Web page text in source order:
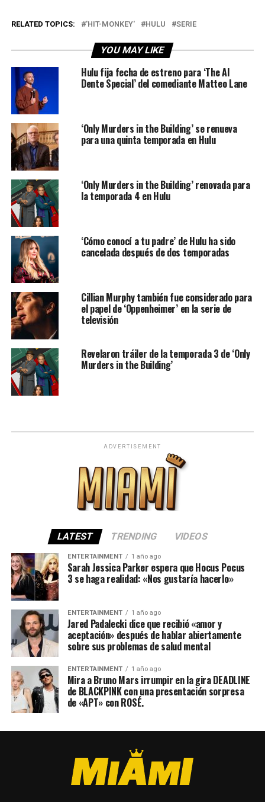
RELATED TOPICS: 'HIT-MONKEY' HULU SERIE
YOU MAY LIKE
Hulu fija fecha de estreno para ‘The Al
Dente Special’ del comediante Matteo Lane
‘Only Murders in the Building’ se renueva
para una quinta temporada en Hulu
‘Only Murders in the Building’ renovada para
la temporada 4 en Hulu
‘Cómo conocí a tu padre’ de Hulu ha sido
cancelada después de dos temporadas
Cillian Murphy también fue considerado para
el papel de ‘Oppenheimer’ en la serie de
televisión
Revelaron tráiler de la temporada 3 de ‘Only
Murders in the Building’
ADVERTISEMENT
LATEST TRENDING VIDEOS
ENTERTAINMENT 1 año ago
Sarah Jessica Parker espera que Hocus Pocus
3 se haga realidad: «Nos gustaría hacerlo»
ENTERTAINMENT 1 año ago
Jared Padalecki dice que recibió «amor y
aceptación» después de hablar abiertamente
sobre sus problemas de salud mental
ENTERTAINMENT 1 año ago
Mira a Bruno Mars irrumpir en la gira DEADLINE
de BLACKPINK con una presentación sorpresa
de «APT» con ROSÉ.